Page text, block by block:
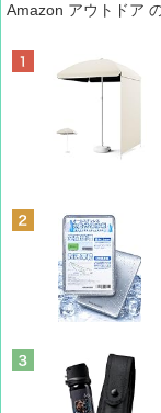
Amazon アウトドア